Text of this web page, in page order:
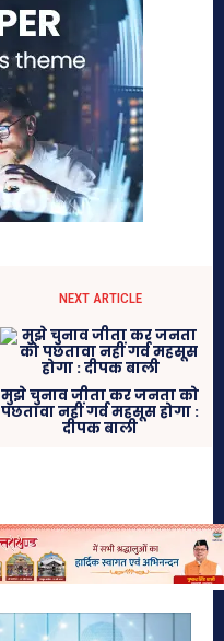
NEXT ARTICLE
मुझे चुनाव जीता कर जनता को
पछतावा नहीं गर्व महसूस होगा :
दीपक बाली